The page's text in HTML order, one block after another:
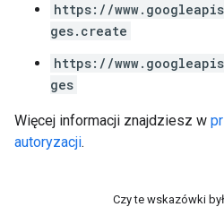
https://
ges.create
https://
ges
Więcej informacji znajdziesz w
autoryzacji.
Czy te wskazówki